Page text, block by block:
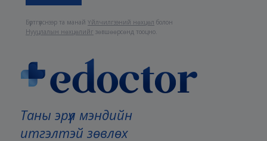
Таны эрүүл мэндийн
итгэлтэй зөвлөх
Бүртгүүлснээр та манайҮйлчилгээний нөхцөл болон
Нууцлалын нөхцөлийг зөвшөөрсөнд тооцно.